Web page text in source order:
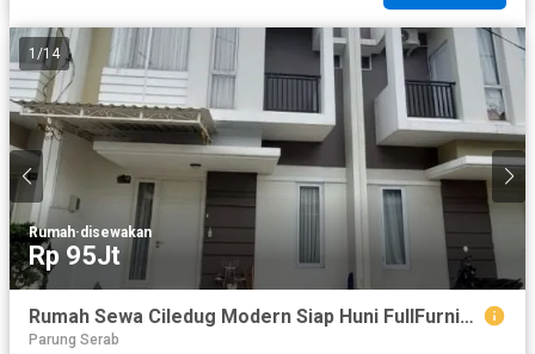
1 /14
Rumah·disewakan
Rp 95Jt
Rumah Sewa Ciledug Modern Siap Huni FullFurnished
Parung Serab